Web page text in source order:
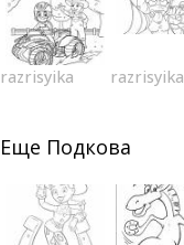
razrisyika razrisyika
Еще Подкова